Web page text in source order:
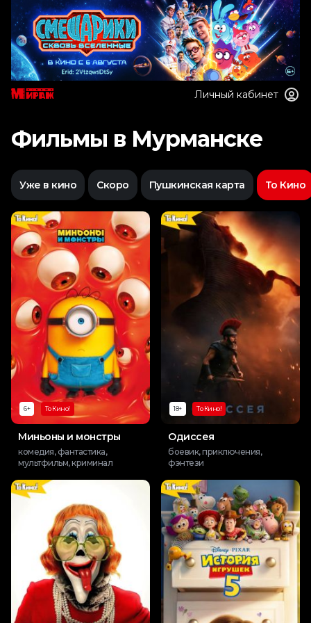
Личный кабинет
Фильмы в Мурманске
Уже в кино Скоро Пушкинская карта То Кино
6+ То Кино!
Миньоны и монстры
комедия, фантастика,
мультфильм, криминал
18+ То Кино!
Одиссея
боевик, приключения,
фэнтези